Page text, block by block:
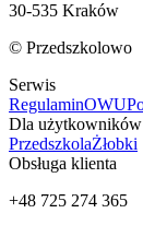
30-535 Kraków
© Przedszkolowo
Serwis
RegulaminOWU
Dla użytkowników
PrzedszkolaŻłobki
Obsługa klienta
+48 725 274 365